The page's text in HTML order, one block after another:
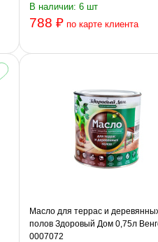
В наличии: 6 шт
788 ₽ по карте клиента
Масло для террас и
полов Здоровый Дом 0,75л
0007072